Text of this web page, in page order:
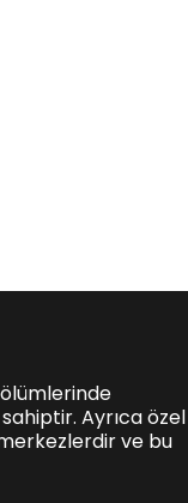
Ayrıca özel
ve bu